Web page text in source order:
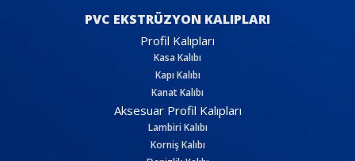
PVC EKSTRÜZYON KALIPLARI
Profil Kalıpları
Kasa Kalıbı
Kapı Kalıbı
Kanat Kalıbı
Aksesuar Profil Kalıpları
Lambiri Kalıbı
Korniş Kalıbı